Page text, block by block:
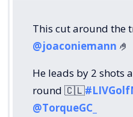
This cut around the
@joaconiemann 🤌
He leads by 2 shots
round 🇨🇱
@TorqueGC_